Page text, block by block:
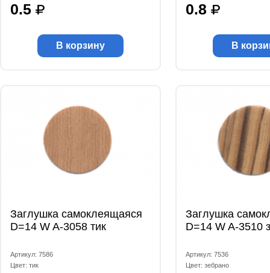
0.5
В корзину
0.8
В
Заглушка самоклеящаяся
D=14 W A-3058 тик
Артикул: 7586
Цвет: тик
Заглушка
D=14 W A-3510
Артикул: 7536
Цвет: зебрано